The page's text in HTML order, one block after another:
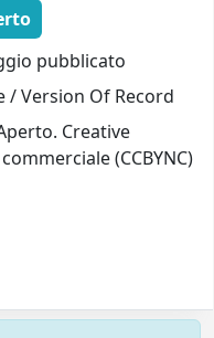
pubblicato
/ Version Of Record
Creative
(CCBYNC)